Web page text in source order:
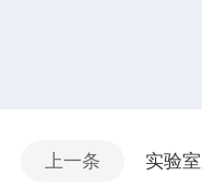
上一条 实验